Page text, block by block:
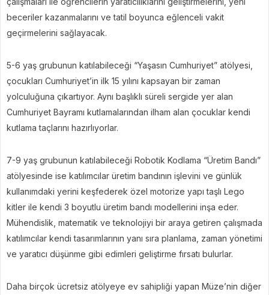
beceriler kazanmalarını ve tatil boyunca eğlenceli vakit
geçirmelerini sağlayacak.
5-6 yaş grubunun katılabileceği “Yaşasın Cumhuriyet” atölyesi,
çocukları Cumhuriyet’in ilk 15 yılını kapsayan bir zaman
yolculuğuna çıkartıyor. Aynı başlıklı süreli sergide yer alan
Cumhuriyet Bayramı kutlamalarından ilham alan çocuklar kendi
kutlama taçlarını hazırlıyorlar.
7-9 yaş grubunun katılabileceği Robotik Kodlama “Üretim Bandı”
atölyesinde ise katılımcılar üretim bandının işlevini ve günlük
kullanımdaki yerini keşfederek özel motorize yapı taşlı Lego
kitler ile kendi 3 boyutlu üretim bandı modellerini inşa eder.
Mühendislik, matematik ve teknolojiyi bir araya getiren çalışmada
katılımcılar kendi tasarımlarının yanı sıra planlama, zaman yönetimi
ve yaratıcı düşünme gibi edimleri geliştirme fırsatı bulurlar.
Daha birçok ücretsiz atölyeye ev sahipliği yapan Müze’nin diğer